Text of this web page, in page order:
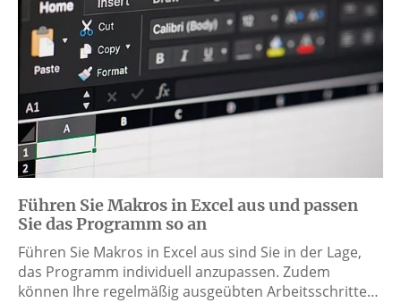
Führen Sie Makros in Excel aus und passen
Sie das Programm so an
Führen Sie Makros in Excel aus sind Sie in der Lage,
das Programm individuell anzupassen. Zudem
können Ihre regelmäßig ausgeübten Arbeitsschritte…